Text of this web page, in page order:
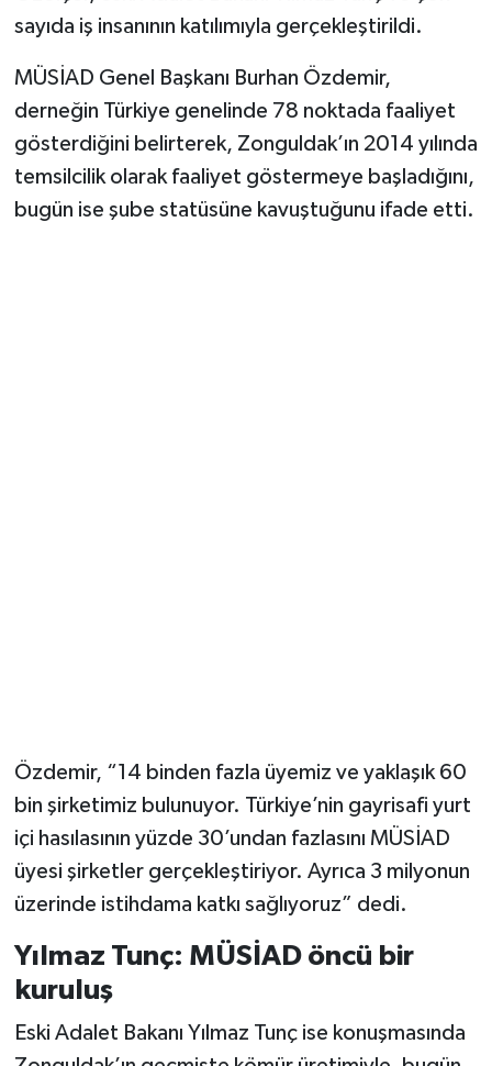
sayıda iş insanının katılımıyla gerçekleştirildi.
MÜSİAD Genel Başkanı Burhan Özdemir,
derneğin Türkiye genelinde 78 noktada faaliyet
gösterdiğini belirterek, Zonguldak’ın 2014 yılında
temsilcilik olarak faaliyet göstermeye başladığını,
bugün ise şube statüsüne kavuştuğunu ifade etti.
Özdemir, “14 binden fazla üyemiz ve yaklaşık 60
bin şirketimiz bulunuyor. Türkiye’nin gayrisafi yurt
içi hasılasının yüzde 30’undan fazlasını MÜSİAD
üyesi şirketler gerçekleştiriyor. Ayrıca 3 milyonun
üzerinde istihdama katkı sağlıyoruz” dedi.
Yılmaz Tunç: MÜSİAD öncü bir
kuruluş
Eski Adalet Bakanı Yılmaz Tunç ise konuşmasında